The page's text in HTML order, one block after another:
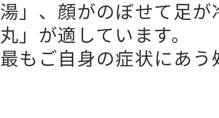
湯」、顔がのぼせて足
丸」が適しています。
最もご自身の症状にあ